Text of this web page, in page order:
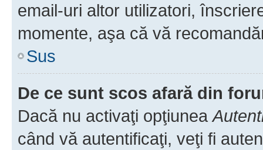
email-uri altor utilizatori,
momente, aşa că vă
Sus
De ce sunt scos afară din
Dacă nu activaţi opţiunea
când vă autentificaţi, veţi fi